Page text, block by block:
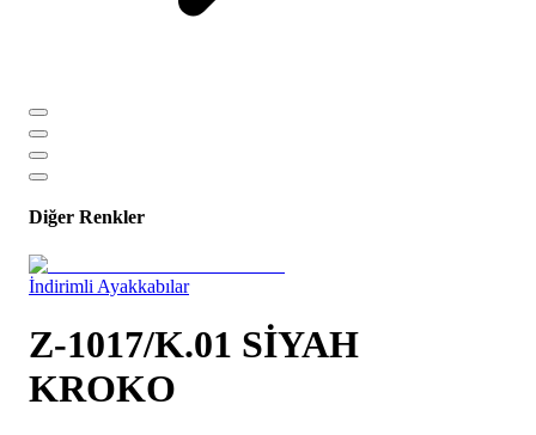
Diğer Renkler
İndirimli Ayakkabılar
Z-1017/K.01 SİYAH
KROKO